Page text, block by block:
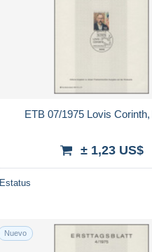
ETB 07/1975 Lovis
± 1,23 US$
Estatus
Nuevo